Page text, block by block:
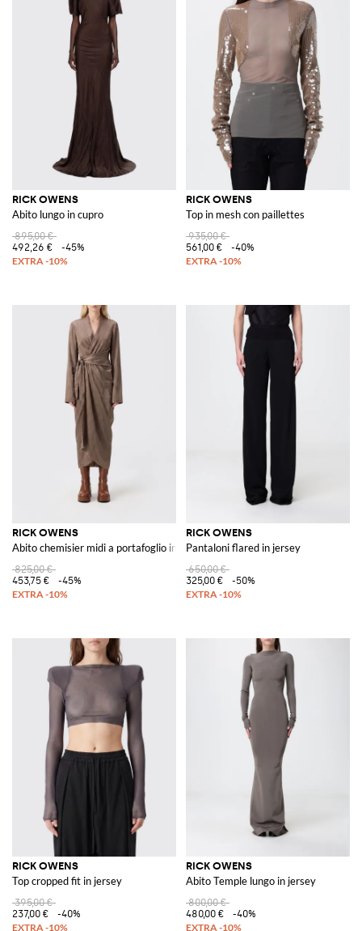
RICK OWENS
Abito lungo in cupro
895,00 €
492,26 €
-45%
RICK OWENS
Top in mesh con paillettes
935,00 €
561,00 €
-40%
RICK OWENS
Abito chemisier midi a portafoglio in cupro con maniche lunghe
825,00 €
453,75 €
-45%
RICK OWENS
Pantaloni flared in jersey
650,00 €
325,00 €
-50%
RICK OWENS
Top cropped fit in jersey
395,00 €
237,00 €
-40%
RICK OWENS
Abito Temple lungo in jersey
800,00 €
480,00 €
-40%